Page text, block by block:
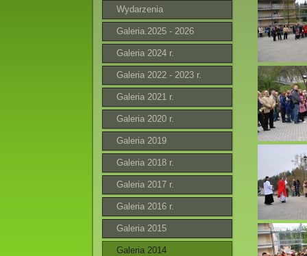
Wydarzenia
Galeria.2025 - 2026
Galeria 2024 r.
Galeria 2022 - 2023 r.
Galeria 2021 r.
Galeria 2020 r.
Galeria 2019
Galeria 2018 r.
Galeria 2017 r.
Galeria 2016 r.
Galeria 2015
Galeria 2014